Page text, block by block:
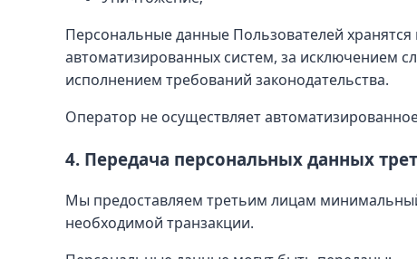
Персональные данные Пользователей
автоматизированных систем, за исключением
исполнением требований законодательства.
Оператор не осуществляет
4. Передача персональных данных
Мы предоставляем третьим лицам
необходимой транзакции.